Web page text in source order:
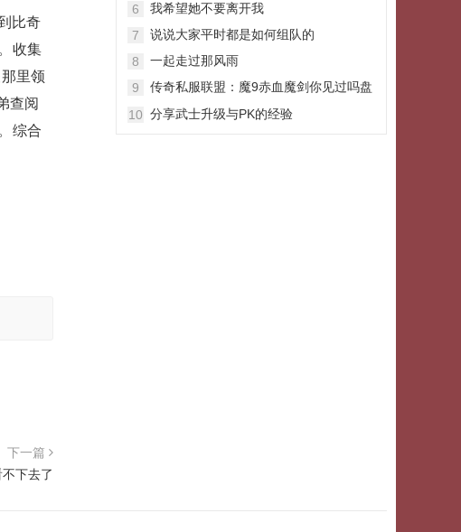
比奇
收集
里领
查阅
综合
下一篇
下去了
6
我希望她不要离开我
7
说说大家平时都是如何组队的
8
一起走过那风雨
9
传奇私服联盟：魔9赤血魔剑你见过吗盘
10 分享武士升级与PK的经验